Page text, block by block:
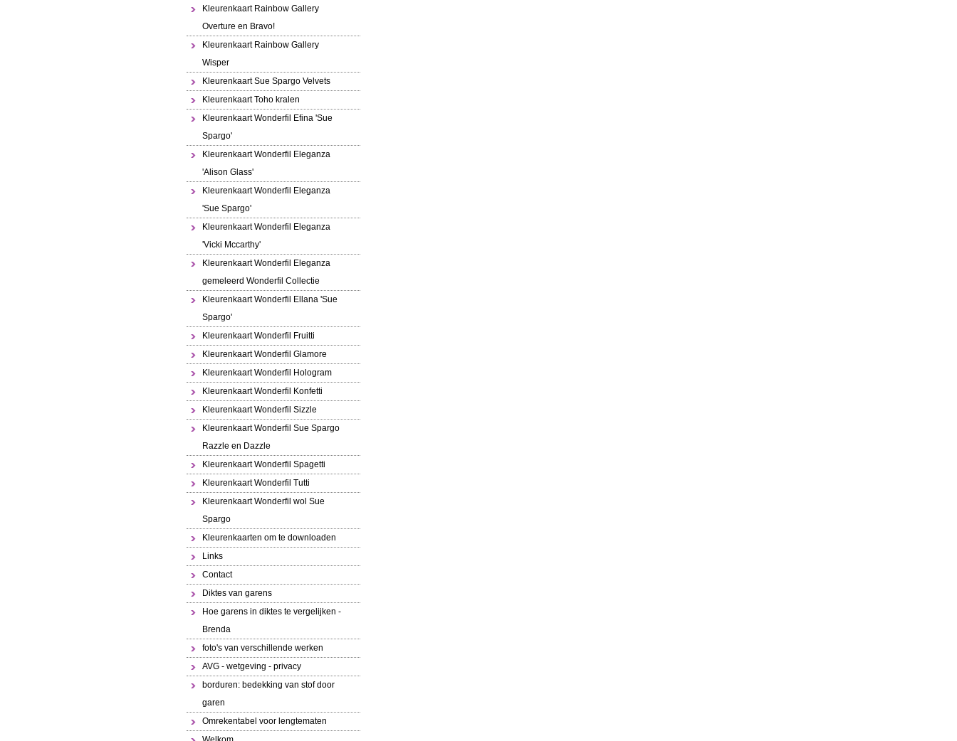
Kleurenkaart Rainbow Gallery
Overture en Bravo!
Kleurenkaart Rainbow Gallery
Wisper
Kleurenkaart Sue Spargo Velvets
Kleurenkaart Toho kralen
Kleurenkaart Wonderfil Efina 'Sue
Spargo'
Kleurenkaart Wonderfil Eleganza
'Alison Glass'
Kleurenkaart Wonderfil Eleganza
'Sue Spargo'
Kleurenkaart Wonderfil Eleganza
'Vicki Mccarthy'
Kleurenkaart Wonderfil Eleganza
gemeleerd Wonderfil Collectie
Kleurenkaart Wonderfil Ellana 'Sue
Spargo'
Kleurenkaart Wonderfil Fruitti
Kleurenkaart Wonderfil Glamore
Kleurenkaart Wonderfil Hologram
Kleurenkaart Wonderfil Konfetti
Kleurenkaart Wonderfil Sizzle
Kleurenkaart Wonderfil Sue Spargo
Razzle en Dazzle
Kleurenkaart Wonderfil Spagetti
Kleurenkaart Wonderfil Tutti
Kleurenkaart Wonderfil wol Sue
Spargo
Kleurenkaarten om te downloaden
Links
Contact
Diktes van garens
Hoe garens in diktes te vergelijken -
Brenda
foto's van verschillende werken
AVG - wetgeving - privacy
borduren: bedekking van stof door
garen
Omrekentabel voor lengtematen